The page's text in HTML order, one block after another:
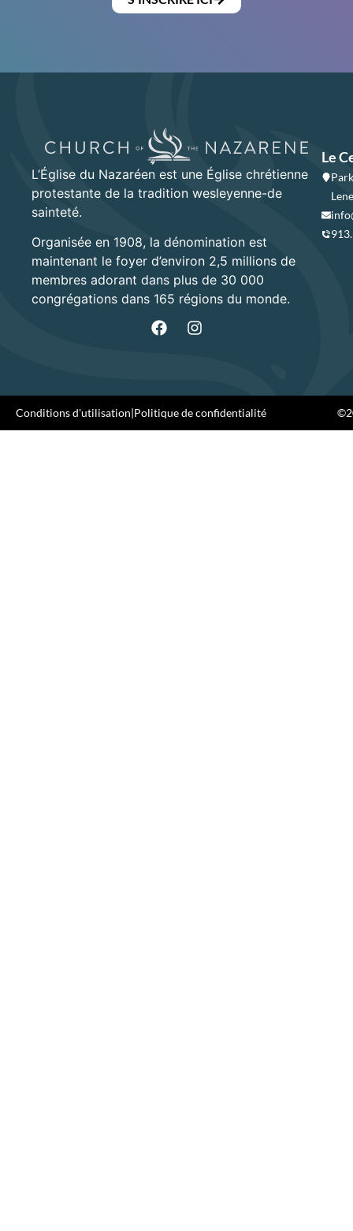
L’Église du Nazaréen est une Église chrétienne
protestante de la tradition wesleyenne-de
sainteté.
Organisée en 1908, la dénomination est
maintenant le foyer d’environ 2,5 millions de
membres adorant dans plus de 30 000
congrégations dans 165 régions du monde.
Le
Conditions d'utilisation|Politique de confidentialité